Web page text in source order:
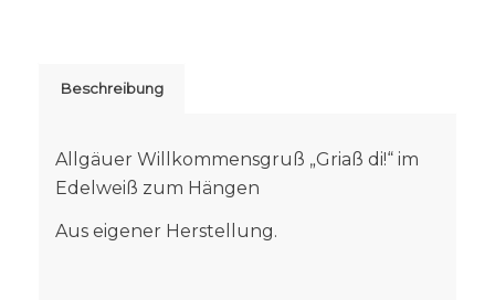
Beschreibung
Allgäuer Willkommensgruß „Griaß di!“ im
Edelweiß zum Hängen
Aus eigener Herstellung.